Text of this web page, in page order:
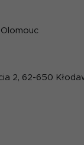
2, 62-650